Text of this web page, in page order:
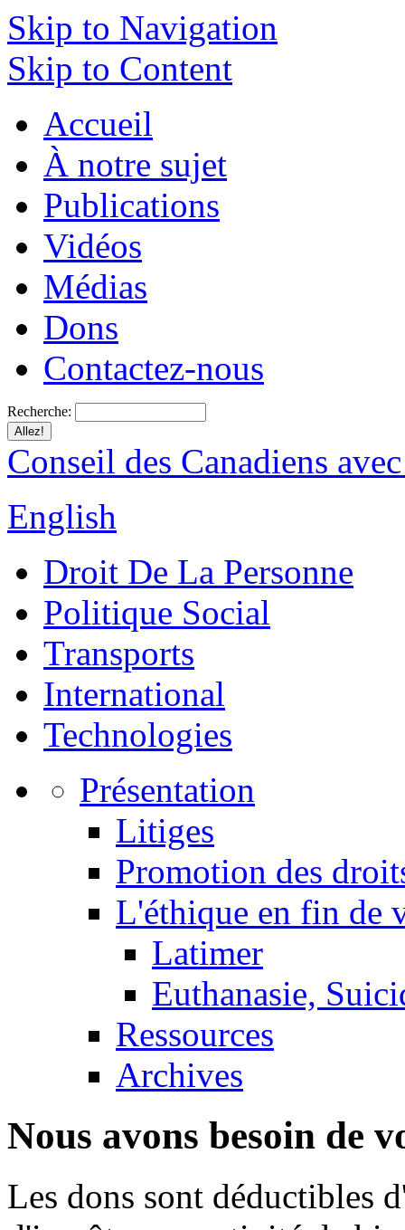
Skip to Navigation
Skip to Content
Accueil
À notre sujet
Publications
Vidéos
Médias
Dons
Contactez-nous
Recherche:
Conseil des Canadiens
English
Droit De La Personne
Politique Social
Transports
International
Technologies
Présentation
Litiges
Promotion des
L'éthique en fin de
Latimer
Euthanasie,
Ressources
Archives
Nous avons besoin de
Les dons sont déductibles